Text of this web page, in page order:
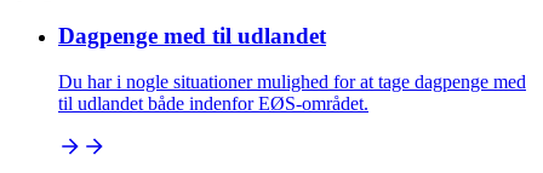
Dagpenge med til udlandet
Du har i nogle situationer mulighed for at tage dagpenge med
til udlandet både indenfor EØS-området.